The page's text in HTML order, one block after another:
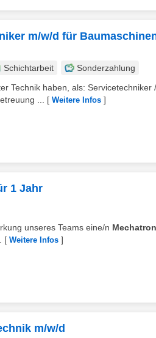
m/w/d für
Schichtarbeit
Sonderzahlung
Technik haben, als: Servicetechniker /
...
[ Weitere Infos ]
1 Jahr
unseres Teams eine/n
[ Weitere Infos ]
m/w/d